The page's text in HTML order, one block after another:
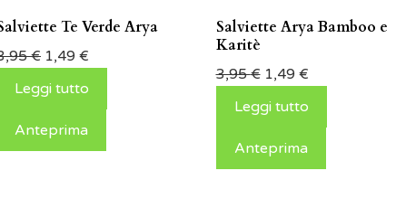
Te Verde Arya
€ 1,49 €
Leggi tutto
Anteprima
Salviette Arya Bamboo e
Karitè
3,95€ 1,49 €
Leggi tutto
Anteprima